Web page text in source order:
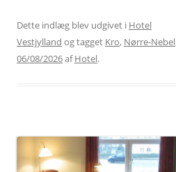
Dette indlæg blev udgivet i Hotel
Vestjylland og tagget Kro, Nørre-Nebel
06/08/2026afHotel.